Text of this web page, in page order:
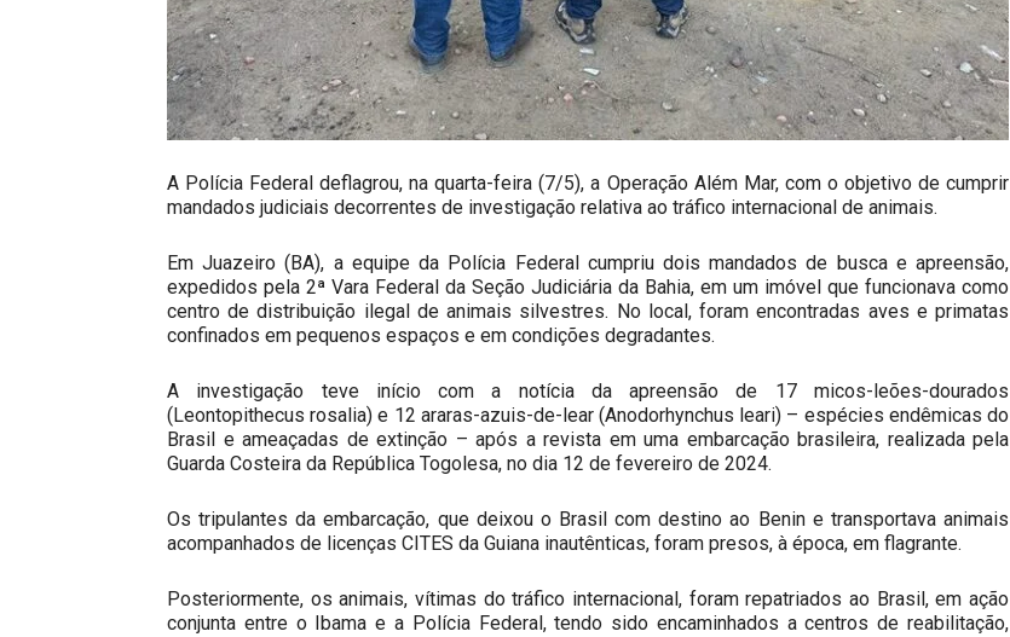
A Polícia Federal deflagrou, na quarta-feira (7/5), a Operação Além Mar, com o objetivo de cumprir
mandados judiciais decorrentes de investigação relativa ao tráfico internacional de animais.
Em Juazeiro (BA), a equipe da Polícia Federal cumpriu dois mandados de busca e apreensão,
expedidos pela 2ª Vara Federal da Seção Judiciária da Bahia, em um imóvel que funcionava como
centro de distribuição ilegal de animais silvestres. No local, foram encontradas aves e primatas
confinados em pequenos espaços e em condições degradantes.
A investigação teve início com a notícia da apreensão de 17 micos-leões-dourados
(Leontopithecus rosalia) e 12 araras-azuis-de-lear (Anodorhynchus leari) – espécies endêmicas do
Brasil e ameaçadas de extinção – após a revista em uma embarcação brasileira, realizada pela
Guarda Costeira da República Togolesa, no dia 12 de fevereiro de 2024.
Os tripulantes da embarcação, que deixou o Brasil com destino ao Benin e transportava animais
acompanhados de licenças CITES da Guiana inautênticas, foram presos, à época, em flagrante.
Posteriormente, os animais, vítimas do tráfico internacional, foram repatriados ao Brasil, em ação
conjunta entre o Ibama e a Polícia Federal, tendo sido encaminhados a centros de reabilitação,